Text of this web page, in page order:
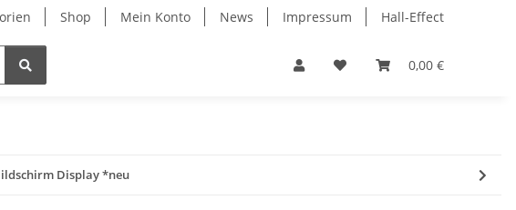
Shop Mein Konto News Impressum Hall-Effect
0,00 €
Display *neu